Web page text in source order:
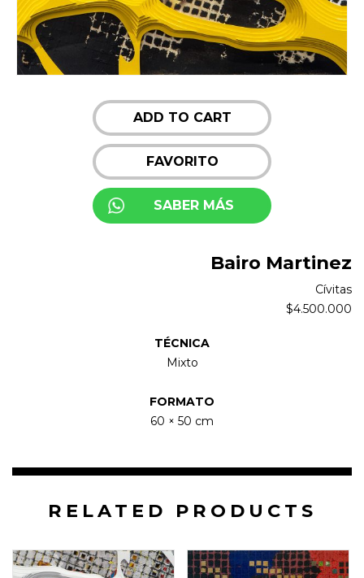
ADD TO CART
FAVORITO
SABER MÁS
Bairo Martinez
Cívitas
$4.500.000
TÉCNICA
Mixto
FORMATO
60 × 50 cm
RELATED PRODUCTS